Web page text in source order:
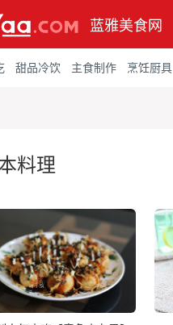
蓝雅美食网
甜品冷饮 主食制作 烹饪厨具
料理